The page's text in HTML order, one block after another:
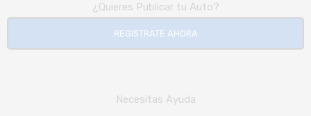
¿Quieres Publicar tu Auto?
REGISTRATE AHORA
Necesitas Ayuda